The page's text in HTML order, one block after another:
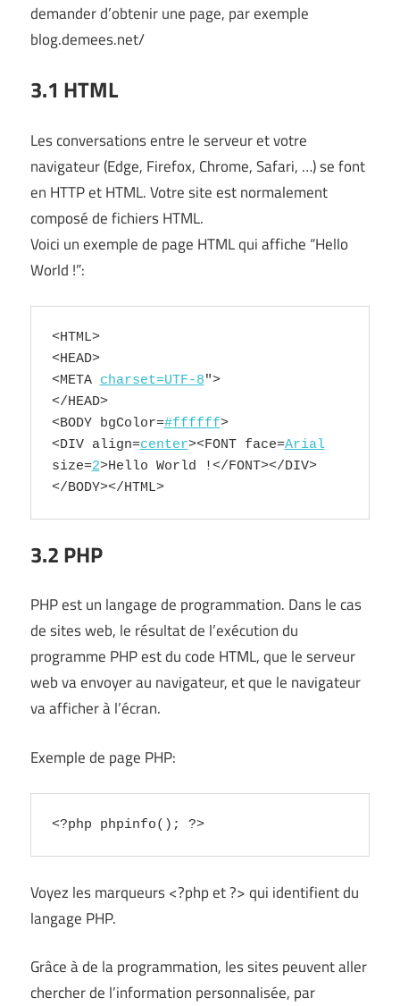
demander d’obtenir une page, par exemple
blog.demees.net/
3.1 HTML
Les conversations entre le serveur et votre
navigateur (Edge, Firefox, Chrome, Safari, …) se font
en HTTP et HTML. Votre site est normalement
composé de fichiers HTML.
Voici un exemple de page HTML qui affiche “Hello
World !”:
<HTML>
<HEAD >
<META charset=UTF-8
">
</HEAD >
<BODY bgColor=#ffffff >
<DIV align=center><FONT face=Arial
size=2>Hello World !</FONT></DIV>
</BODY></HTML>
3.2 PHP
PHP est un langage de programmation. Dans le cas
de sites web, le résultat de l’exécution du
programme PHP est du code HTML, que le serveur
web va envoyer au navigateur, et que le navigateur
va afficher à l’écran.
Exemple de page PHP:
<?php phpinfo(); ?>
Voyez les marqueurs <?php et ?> qui identifient du
langage PHP.
Grâce à de la programmation, les sites peuvent aller
chercher de l’information personnalisée, par